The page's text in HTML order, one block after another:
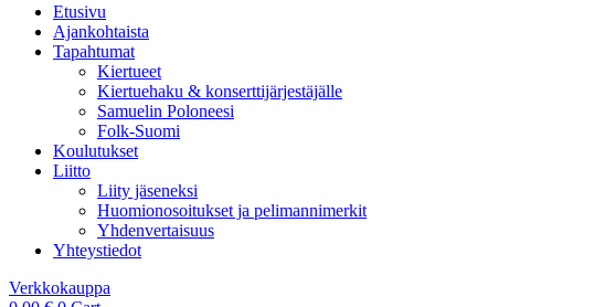
Etusivu
Ajankohtaista
Tapahtumat
Kiertueet
Kiertuehaku & konserttijärjestäjälle
Samuelin Poloneesi
Folk-Suomi
Koulutukset
Liitto
Liity jäseneksi
Huomionosoitukset ja pelimannimerkit
Yhdenvertaisuus
Yhteystiedot
Verkkokauppa